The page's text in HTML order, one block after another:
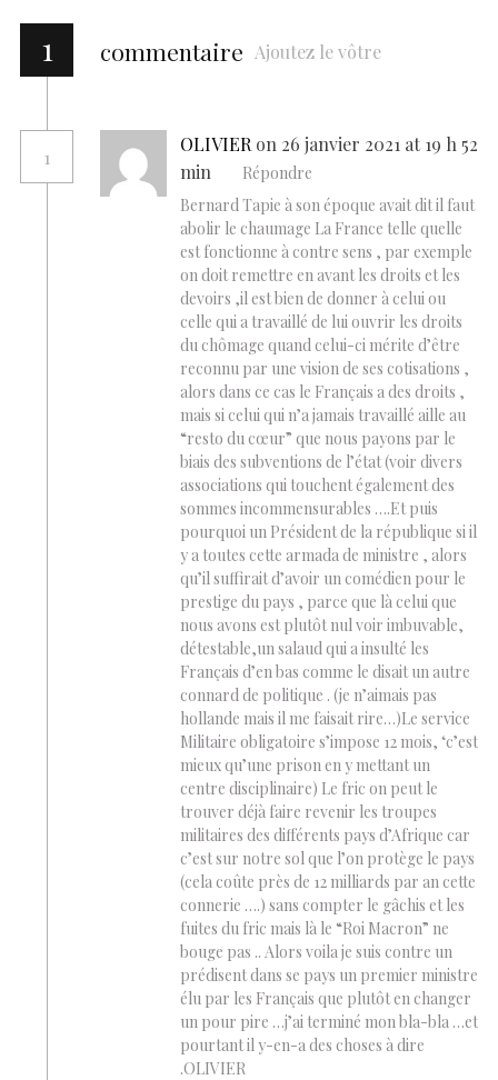
1 commentaire Ajoutez le vôtre
1
OLIVIER on 26 janvier 2021 at 19 h 52
min
Répondre
Bernard Tapie à son époque avait dit il faut
abolir le chaumage La France telle quelle
est fonctionne à contre sens , par exemple
on doit remettre en avant les droits et les
devoirs ,il est bien de donner à celui ou
celle qui a travaillé de lui ouvrir les droits
du chômage quand celui-ci mérite d’être
reconnu par une vision de ses cotisations ,
alors dans ce cas le Français a des droits ,
mais si celui qui n’a jamais travaillé aille au
“resto du cœur” que nous payons par le
biais des subventions de l’état (voir divers
associations qui touchent également des
sommes incommensurables ….Et puis
pourquoi un Président de la république si il
y a toutes cette armada de ministre , alors
qu’il suffirait d’avoir un comédien pour le
prestige du pays , parce que là celui que
nous avons est plutôt nul voir imbuvable,
détestable,un salaud qui a insulté les
Français d’en bas comme le disait un autre
connard de politique . (je n’aimais pas
hollande mais il me faisait rire…)Le service
Militaire obligatoire s’impose 12 mois, ‘c’est
mieux qu’une prison en y mettant un
centre disciplinaire) Le fric on peut le
trouver déjà faire revenir les troupes
militaires des différents pays d’Afrique car
c’est sur notre sol que l’on protège le pays
(cela coûte près de 12 milliards par an cette
connerie ….) sans compter le gâchis et les
fuites du fric mais là le “Roi Macron” ne
bouge pas .. Alors voila je suis contre un
prédisent dans se pays un premier ministre
élu par les Français que plutôt en changer
un pour pire …j’ai terminé mon bla-bla …et
pourtant il y-en-a des choses à dire
.OLIVIER